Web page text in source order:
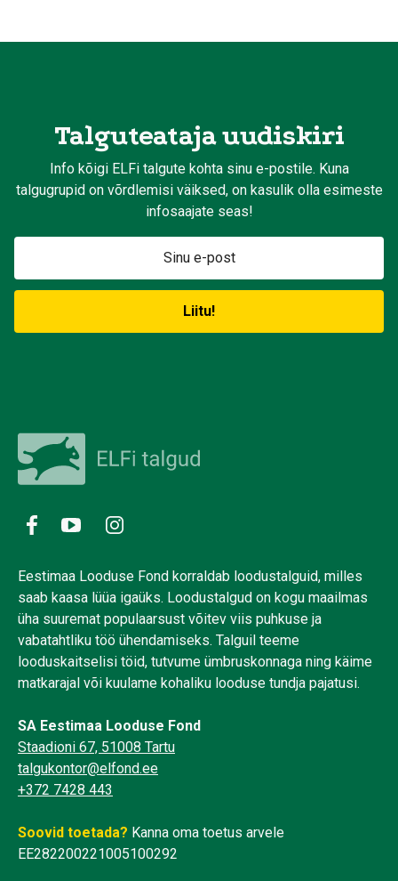
Talguteataja uudiskiri
Info kõigi ELFi talgute kohta sinu e-postile. Kuna
talgugrupid on võrdlemisi väiksed, on kasulik olla esimeste
infosaajate seas!
Eestimaa Looduse Fond korraldab loodustalguid, milles
saab kaasa lüüa igaüks. Loodustalgud on kogu maailmas
üha suuremat populaarsust võitev viis puhkuse ja
vabatahtliku töö ühendamiseks. Talguil teeme
looduskaitselisi töid, tutvume ümbruskonnaga ning käime
matkarajal või kuulame kohaliku looduse tundja pajatusi.
SA Eestimaa Looduse Fond
Staadioni 67, 51008 Tartu
talgukontor@elfond.ee
+372 7428 443
Soovid toetada? Kanna oma toetus arvele
EE282200221005100292